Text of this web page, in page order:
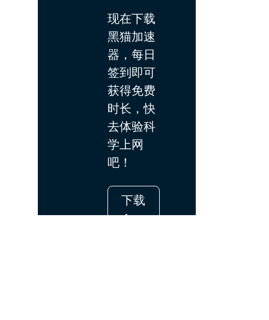
现在下载
黑猫加速
器，每日
签到即可
获得免费
时长，快
去体验科
学上网
吧！
下载
App